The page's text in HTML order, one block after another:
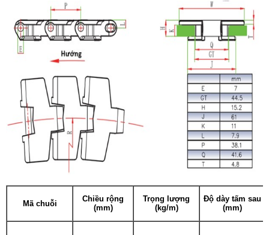
Mã chuỗi
Chiều rộng
(mm)
Trọng lượng
(kg/m)
Độ dày tấm sau
(mm)